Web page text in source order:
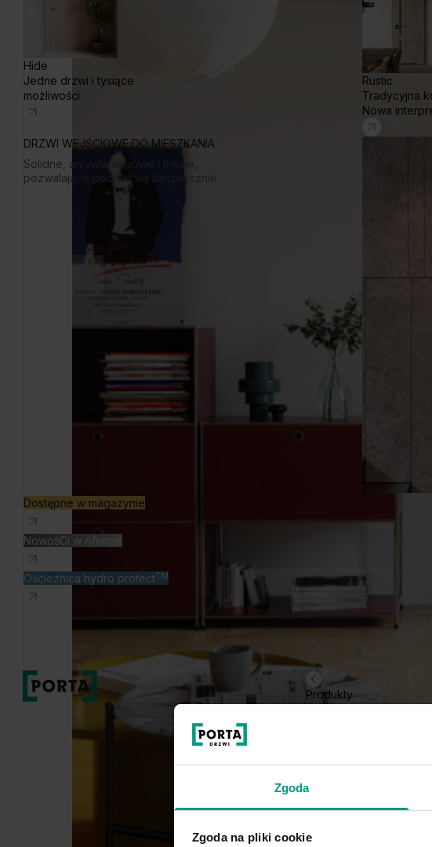
Zgoda
Zgoda na pliki cookie
Hide
Jedne drzwi i tysiące
możliwości
Rustic
Tradycyjna
Nowa
DRZWI WEJŚCIOWE DO MIESZKANIA
Solidne, antywłamaniowe i trwałe,
pozwalające poczuć się bezpiecznie.
Dostępne w magazynie
NowośCi w ofercie
Ościeżnica hydro protectTM
Produkty